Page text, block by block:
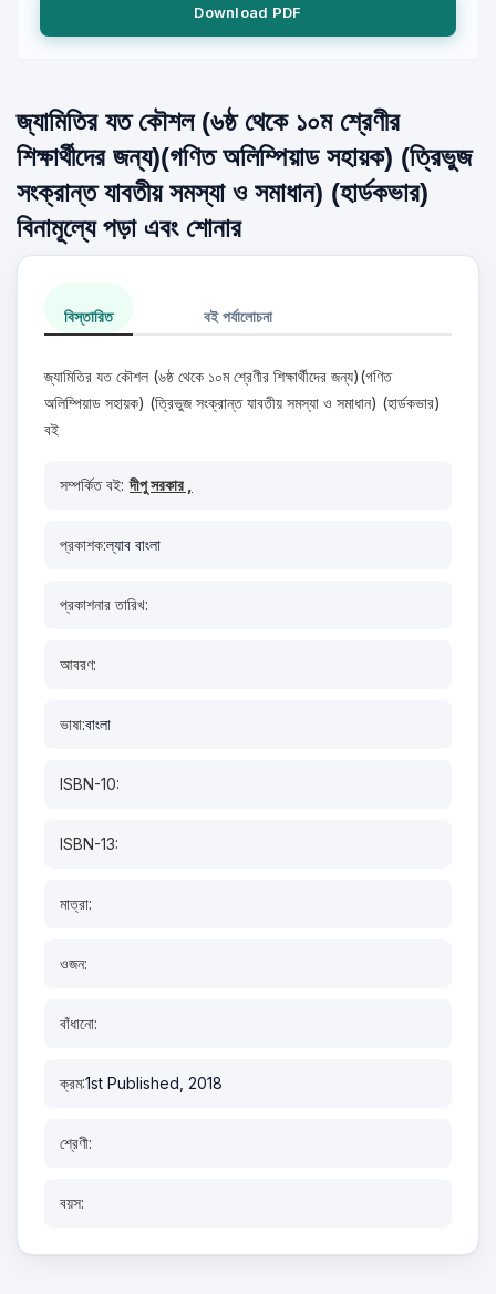
Download PDF
জ্যামিতির যত কৌশল (৬ষ্ঠ থেকে ১০ম শ্রেণীর
শিক্ষার্থীদের জন্য)(গণিত অলিম্পিয়াড সহায়ক) (ত্রিভুজ
সংক্রান্ত যাবতীয় সমস্যা ও সমাধান) (হার্ডকভার)
বিনামূল্যে পড়া এবং শোনার
বিস্তারিত বই পর্যালোচনা
জ্যামিতির যত কৌশল (৬ষ্ঠ থেকে ১০ম শ্রেণীর শিক্ষার্থীদের জন্য)(গণিত
অলিম্পিয়াড সহায়ক) (ত্রিভুজ সংক্রান্ত যাবতীয় সমস্যা ও সমাধান) (হার্ডকভার)
বই
সম্পর্কিত বই: দীপু সরকার ,
প্রকাশক:ল্যাব বাংলা
প্রকাশনার তারিখ:
আবরণ:
ভাষা:বাংলা
ISBN-10:
ISBN-13:
মাত্রা:
ওজন:
বাঁধানো:
ক্রম:1st Published, 2018
শ্রেণী:
বয়স: